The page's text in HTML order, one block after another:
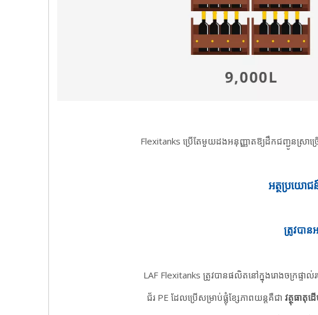
Flexitanks ប្រើតែមួយដងអនុញ្ញាតឱ្យដឹកជញ្ជូនស្រា
អត្ថប្រយោជ
ត្រូវបា
LAF Flexitanks ត្រូវបានផលិតនៅក្នុងរោងចក្រផ្ទ
ជ័រ PE ដែលប្រើសម្រាប់ផ្លុំខ្សែភាពយន្តគឺជា វត្ថុធាតុ